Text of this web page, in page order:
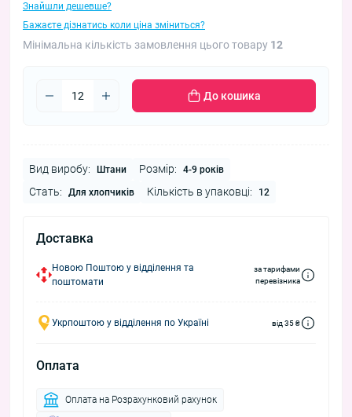
Знайшли дешевше?
Бажаєте дізнатись коли ціна зміниться?
Мінімальна кількість замовлення цього товару 12
До кошика
Вид виробу: Штани Розмір: 4-9 років
Стать: Для хлопчиків Кількість в упаковці: 12
Доставка
Новою Поштою у відділення та
поштомати
за тарифами
перевізника
Укрпоштою у відділення по Україні від 35 ₴
Оплата
Оплата на Розрахунковий рахунок